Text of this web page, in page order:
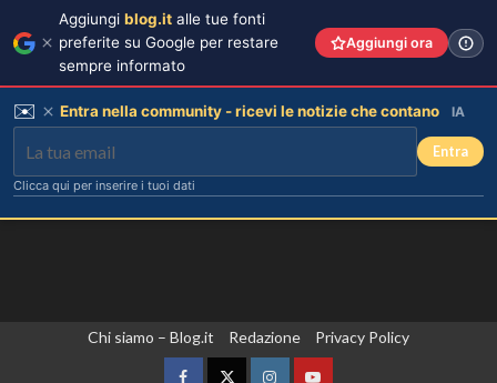
Chi siamo – Blog.it Redazione Privacy Policy
Aggiungi blog.it alle tue fonti
preferite su Google per restare
sempre informato
Aggiungi ora
✉️ Entra nella community - ricevi le notizie che contano IA
Entra
Clicca qui per inserire i tuoi dati